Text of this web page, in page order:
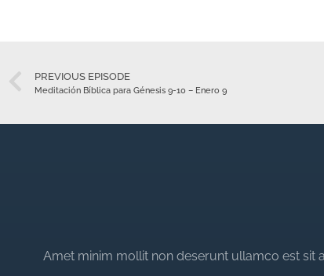
PREVIOUS EPISODE
Meditación Bíblica para Génesis 9-10 – Enero 9
Amet minim mollit non deserunt ullamco est sit